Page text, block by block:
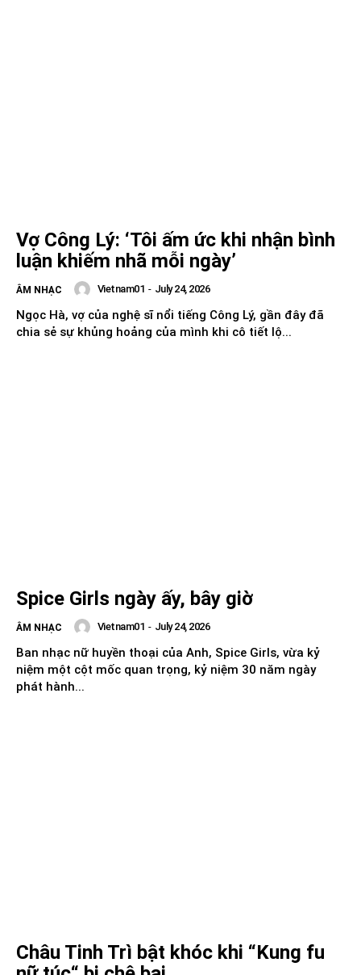
Vợ Công Lý: ‘Tôi ấm ức khi nhận bình
luận khiếm nhã mỗi ngày’
ÂM NHẠC Vietnam01 - July 24, 2026
Ngọc Hà, vợ của nghệ sĩ nổi tiếng Công Lý, gần đây đã
chia sẻ sự khủng hoảng của mình khi cô tiết lộ...
Spice Girls ngày ấy, bây giờ
ÂM NHẠC Vietnam01 - July 24, 2026
Ban nhạc nữ huyền thoại của Anh, Spice Girls, vừa kỷ
niệm một cột mốc quan trọng, kỷ niệm 30 năm ngày
phát hành...
Châu Tinh Trì bật khóc khi “Kung fu